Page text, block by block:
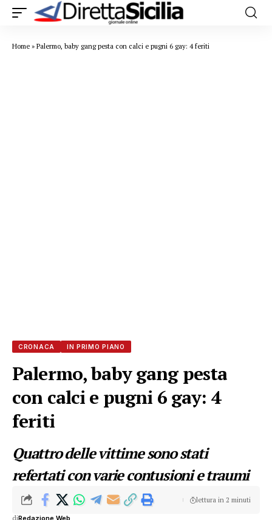
Home » Palermo, baby gang pesta con calci e pugni 6 gay: 4 feriti
CRONACA IN PRIMO PIANO
Palermo, baby gang pesta
con calci e pugni 6 gay: 4
feriti
Quattro delle vittime sono stati
refertati con varie contusioni e traumi
diRedazione Web
lettura in 2 minuti